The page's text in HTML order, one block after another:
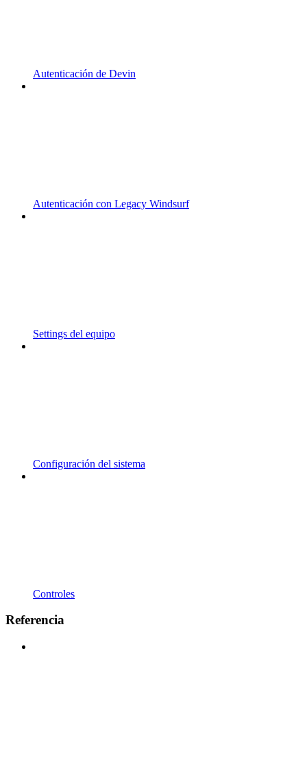
Autenticación de Devin
Autenticación con Legacy Windsurf
Settings del equipo
Configuración del sistema
Controles
Referencia